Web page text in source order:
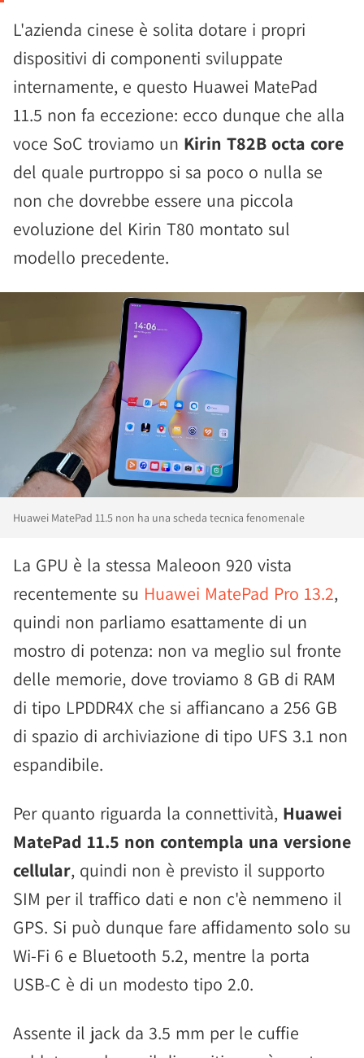
L'azienda cinese è solita dotare i propri
dispositivi di componenti sviluppate
internamente, e questo Huawei MatePad
11.5 non fa eccezione: ecco dunque che alla
voce SoC troviamo un Kirin T82B octa core
del quale purtroppo si sa poco o nulla se
non che dovrebbe essere una piccola
evoluzione del Kirin T80 montato sul
modello precedente.
Huawei MatePad 11.5 non ha una scheda tecnica fenomenale
La GPU è la stessa Maleoon 920 vista
recentemente su Huawei MatePad Pro 13.2,
quindi non parliamo esattamente di un
mostro di potenza: non va meglio sul fronte
delle memorie, dove troviamo 8 GB di RAM
di tipo LPDDR4X che si affiancano a 256 GB
di spazio di archiviazione di tipo UFS 3.1 non
espandibile.
Per quanto riguarda la connettività, Huawei
MatePad 11.5 non contempla una versione
cellular, quindi non è previsto il supporto
SIM per il traffico dati e non c'è nemmeno il
GPS. Si può dunque fare affidamento solo su
Wi-Fi 6 e Bluetooth 5.2, mentre la porta
USB-C è di un modesto tipo 2.0.
Assente il jack da 3.5 mm per le cuffie